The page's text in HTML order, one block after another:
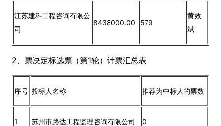
江苏建科工程咨询有限公
司
8438000.00 579
黄效
斌
2、票决定标选票（第1轮）计票汇总表
序号 投标人名称 推荐为中标人的票数
1 苏州市路达工程监理咨询有限公司 0